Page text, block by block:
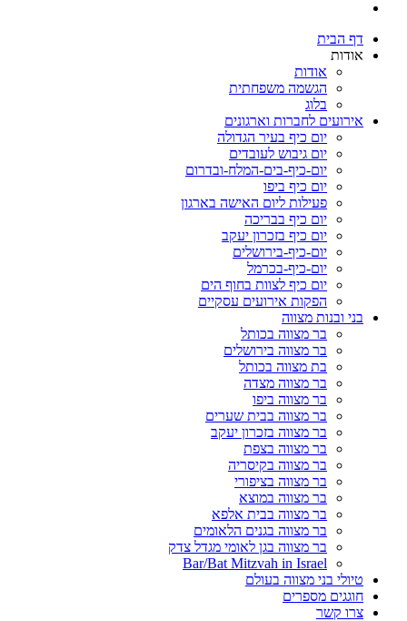
דף הבית
אודות
אודות
הגשמה משפחתית
בלוג
אירועים לחברות וארגונים
יום כיף בעיר הגדולה
יום גיבוש לעובדים
יום-כיף-בים-המלח-ובדרום
יום כיף ביפו
פעילות ליום האישה בארגון
יום כיף בבריכה
יום כיף בזכרון יעקב
יום-כיף-בירושלים
יום-כיף-בכרמל
יום כיף לצוות בחוף הים
הפקות אירועים עסקיים
בני ובנות מצווה
בר מצווה בכותל
בר מצווה בירושלים
בת מצווה בכותל
בר מצווה מצדה
בר מצווה ביפו
בר מצווה בבית שערים
בר מצווה בזכרון יעקב
בר מצווה בצפת
בר מצווה בקיסריה
בר מצווה בציפורי
בר מצווה במוצא
בר מצווה בבית אלפא
בר מצווה בגנים הלאומים
בר מצווה בגן לאומי מגדל צדק
Bar/Bat Mitzvah in Israel
טיולי בני מצווה בעולם
חוגגים מספרים
צרו קשר